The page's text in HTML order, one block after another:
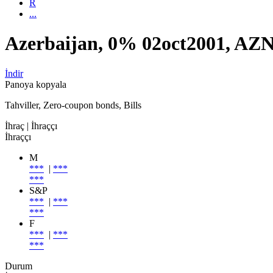
R
...
Azerbaijan, 0% 02oct2001,
İndir
Panoya kopyala
Tahviller, Zero-coupon bonds, Bills
İhraç | İhraççı
İhraççı
M
*** | ***
***
S&P
*** | ***
***
F
*** | ***
***
Durum